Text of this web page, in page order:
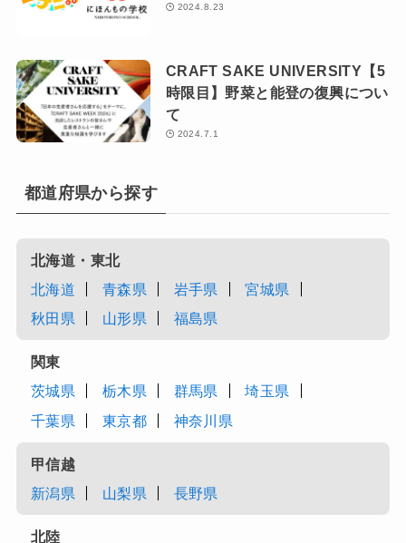
2024.8.23
CRAFT SAKE UNIVERSITY【5
時限目】野菜と能登の復興につい
て
2024.7.1
都道府県から探す
北海道・東北
北海道
青森県 岩手県
宮城県
秋田県
山形県 福島県
関東
茨城県
栃木県 群馬県
埼玉県
千葉県
東京都 神奈川県
甲信越
新潟県
山梨県 長野県
北陸